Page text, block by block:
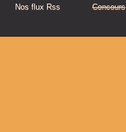
Nos flux Rss
Concours